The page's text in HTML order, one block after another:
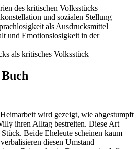
des kritischen Volksstücks
und sozialen Stellung
als Ausdrucksmittel
und Emotionslosigkeit in der
als kritisches Volksstück
wird gezeigt, wie abgestumpft
ihren Alltag bestreiten. Diese Art
Beide Eheleute scheinen kaum
diesen Umstand